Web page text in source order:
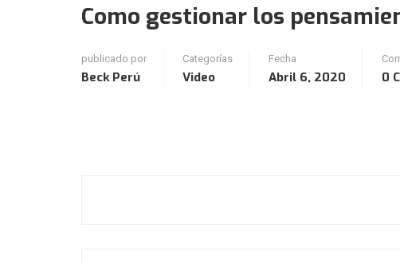
Como gestionar los
publicado por
Beck Perú
Categorías
Video
Fecha
Abril 6, 2020 0